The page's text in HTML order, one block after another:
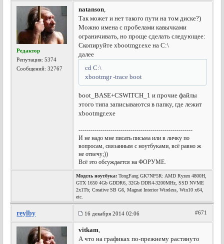
Редактор
Репутация:5374
Сообщений: 32767
natanson,
Так может и нет такого пути на том диске?)
Можно имена с пробелами кавычками
ограничивать, но проще сделать следующее:
Скопируйте xbootmgr.exe на С:\
далее
cd C:\
xbootmgr -trace boot
boot_BASE+CSWITCH_1 и прочие файлы
этого типа записываются в папку, где лежит
xbootmgr.exe
---------------------------------------------------------
И не надо мне писать письма или в личку по
вопросам, связанным с ноутбуками, всё равно ж
не отвечу;))
Всё это обсуждается на ФОРУМЕ.
Модель ноутбука: TongFang GK7NP5R: AMD Ryzen 4800H,
GTX 1650 4Gb GDDR6, 32Gb DDR4-3200MHz, SSD NVME
2x1Tb; Creative SB G6, Magnat Interior Wireless, Win10 x64,
etc.
reylby 16 декабря 2014 02:06 #671
vitkam,
А что на графиках по-прежнему растянуто